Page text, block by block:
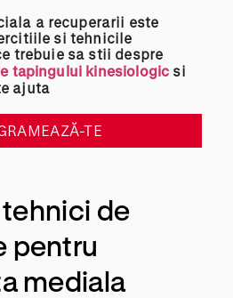
a recuperarii este
si tehnicile
trebuie sa stii despre
tapingului kinesiologic si
ajuta
TE
de
pentru
mediala